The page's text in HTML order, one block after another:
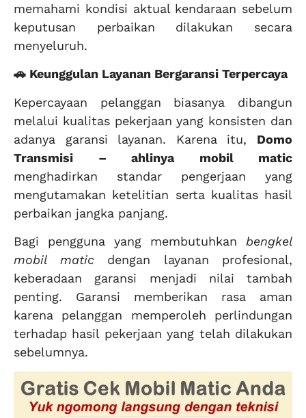
memahami kondisi aktual kendaraan sebelum
keputusan perbaikan dilakukan secara
menyeluruh.
🚗 Keunggulan Layanan Bergaransi Terpercaya
Kepercayaan pelanggan biasanya dibangun
melalui kualitas pekerjaan yang konsisten dan
adanya garansi layanan. Karena itu, Domo
Transmisi – ahlinya mobil matic
menghadirkan standar pengerjaan yang
mengutamakan ketelitian serta kualitas hasil
perbaikan jangka panjang.
Bagi pengguna yang membutuhkan bengkel
mobil maticdengan layanan profesional,
keberadaan garansi menjadi nilai tambah
penting. Garansi memberikan rasa aman
karena pelanggan memperoleh perlindungan
terhadap hasil pekerjaan yang telah dilakukan
sebelumnya.